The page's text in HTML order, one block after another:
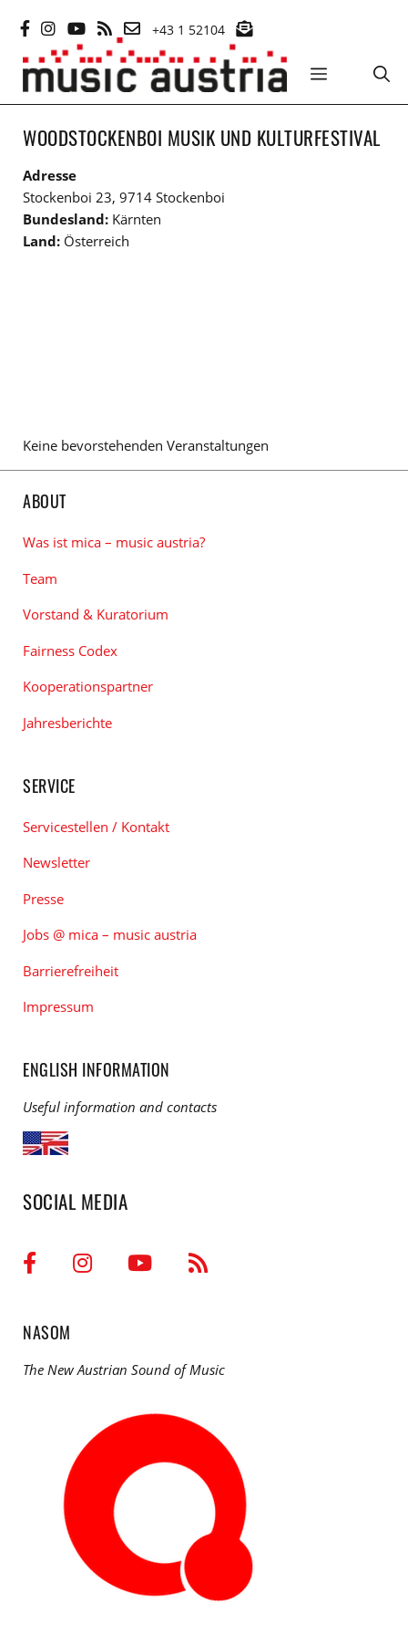
Inhalt
springen
+43 1 52104
MENÜ
WOODSTOCKENBOI MUSIK UND KULTURFESTIVAL
Adresse
Stockenboi 23, 9714 Stockenboi
Bundesland: Kärnten
Land: Österreich
Keine bevorstehenden Veranstaltungen
ABOUT
Was ist mica – music austria?
Team
Vorstand & Kuratorium
Fairness Codex
Kooperationspartner
Jahresberichte
SERVICE
Servicestellen / Kontakt
Newsletter
Presse
Jobs @ mica – music austria
Barrierefreiheit
Impressum
ENGLISH INFORMATION
Useful information and contacts
SOCIAL MEDIA
NASOM
The New Austrian Sound of Music